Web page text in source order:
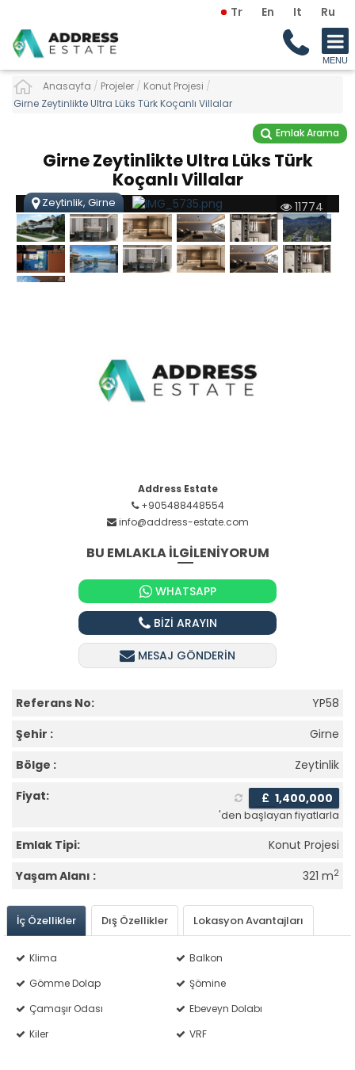
Tr En It Ru
Anasayfa / Projeler / Konut Projesi /
Girne Zeytinlikte Ultra Lüks Türk Koçanlı Villalar
Emlak Arama
Girne Zeytinlikte Ultra Lüks Türk
Koçanlı Villalar
11774
Zeytinlik, Girne
Address Estate
+905488448554
info@address-estate.com
BU EMLAKLA İLGİLENİYORUM
WHATSAPP
BİZİ ARAYIN
MESAJ GÖNDERİN
Referans No:
YP58
Şehir :
Girne
Bölge :
Zeytinlik
Fiyat:
£ 1,400,000
'den başlayan fiyatlarla
Emlak Tipi:
Konut Projesi
Yaşam Alanı :
321 m2
İç Özellikler Dış Özellikler Lokasyon Avantajları
Klima
Balkon
Gömme Dolap
Şömine
Çamaşır Odası
Ebeveyn Dolabı
Kiler
VRF